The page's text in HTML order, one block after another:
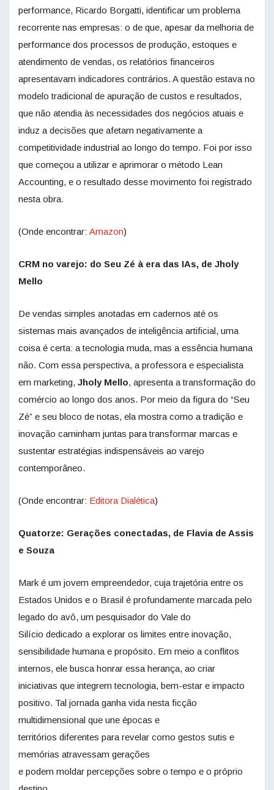
performance, Ricardo Borgatti, identificar um problema
recorrente nas empresas: o de que, apesar da melhoria de
performance dos processos de produção, estoques e
atendimento de vendas, os relatórios financeiros
apresentavam indicadores contrários. A questão estava no
modelo tradicional de apuração de custos e resultados,
que não atendia às necessidades dos negócios atuais e
induz a decisões que afetam negativamente a
competitividade industrial ao longo do tempo. Foi por isso
que começou a utilizar e aprimorar o método Lean
Accounting, e o resultado desse movimento foi registrado
nesta obra.
(Onde encontrar: Amazon)
CRM no varejo: do Seu Zé à era das IAs, de Jholy
Mello
De vendas simples anotadas em cadernos até os
sistemas mais avançados de inteligência artificial, uma
coisa é certa: a tecnologia muda, mas a essência humana
não. Com essa perspectiva, a professora e especialista
em marketing, Jholy Mello, apresenta a transformação do
comércio ao longo dos anos. Por meio da figura do “Seu
Zé” e seu bloco de notas, ela mostra como a tradição e
inovação caminham juntas para transformar marcas e
sustentar estratégias indispensáveis ao varejo
contemporâneo.
(Onde encontrar: Editora Dialética)
Quatorze: Gerações conectadas, de Flavia de Assis
e Souza
Mark é um jovem empreendedor, cuja trajetória entre os
Estados Unidos e o Brasil é profundamente marcada pelo
legado do avô, um pesquisador do Vale do
Silício dedicado a explorar os limites entre inovação,
sensibilidade humana e propósito. Em meio a conflitos
internos, ele busca honrar essa herança, ao criar
iniciativas que integrem tecnologia, bem-estar e impacto
positivo. Tal jornada ganha vida nesta ficção
multidimensional que une épocas e
territórios diferentes para revelar como gestos sutis e
memórias atravessam gerações
e podem moldar percepções sobre o tempo e o próprio